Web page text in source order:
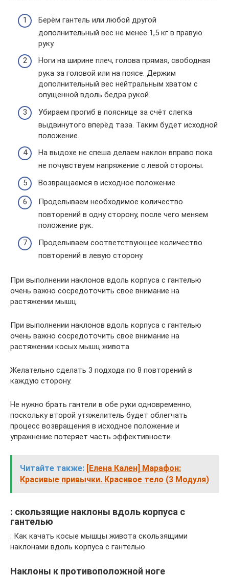
Берём гантель или любой другой
дополнительный вес не менее 1,5 кг в правую
руку.
Ноги на ширине плеч, голова прямая, свободная
рука за головой или на поясе. Держим
дополнительный вес нейтральным хватом с
опущенной вдоль бедра рукой.
Убираем прогиб в пояснице за счёт слегка
выдвинутого вперёд таза. Таким будет исходной
положение.
На выдохе не спеша делаем наклон вправо пока
не почувствуем напряжение с левой стороны.
Возвращаемся в исходное положение.
Проделываем необходимое количество
повторений в одну сторону, после чего меняем
положение рук.
Проделываем соответствующее количество
повторений в левую сторону.
При выполнении наклонов вдоль корпуса с гантелью
очень важно сосредоточить своё внимание на
растяжении мышц.
При выполнении наклонов вдоль корпуса с гантелью
очень важно сосредоточить своё внимание на
растяжении косых мышц живота
Желательно сделать 3 подхода по 8 повторений в
каждую сторону.
Не нужно брать гантели в обе руки одновременно,
поскольку второй утяжелитель будет облегчать
процесс возвращения в исходное положение и
упражнение потеряет часть эффективности.
Читайте также: [Елена Кален] Марафон:
Красивые привычки. Красивое тело (3 Модуля)
: скользящие наклоны вдоль корпуса с
гантелью
: Как качать косые мышцы живота скользящими
наклонами вдоль корпуса с гантелью
Наклоны к противоположной ноге